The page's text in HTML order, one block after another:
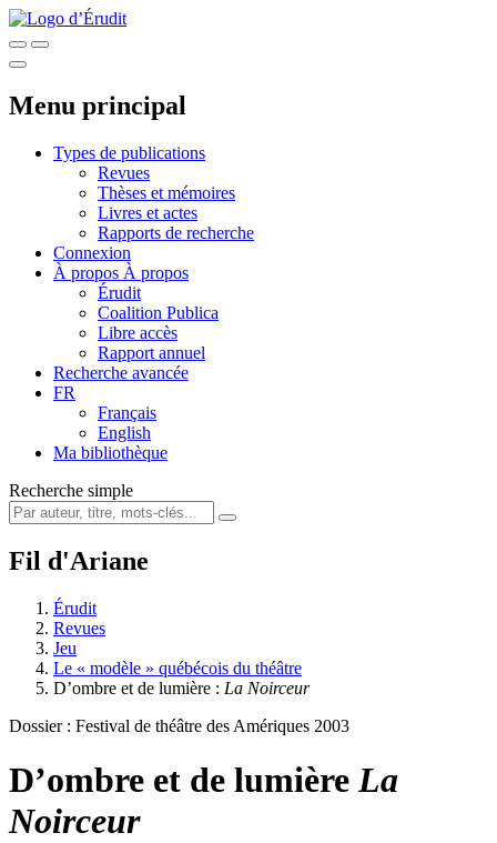
Menu principal
Types de publications
Revues
Thèses et mémoires
Livres et actes
Rapports de recherche
Connexion
À propos À propos
Érudit
Coalition Publica
Libre accès
Rapport annuel
Recherche avancée
FR
Français
English
Ma bibliothèque
Recherche simple
Fil d'Ariane
Érudit
Revues
Jeu
Le « modèle » québécois du théâtre
D’ombre et de lumière : La Noirceur
Dossier : Festival de théâtre des Amériques 2003
D’ombre et de lumière La
Noirceur